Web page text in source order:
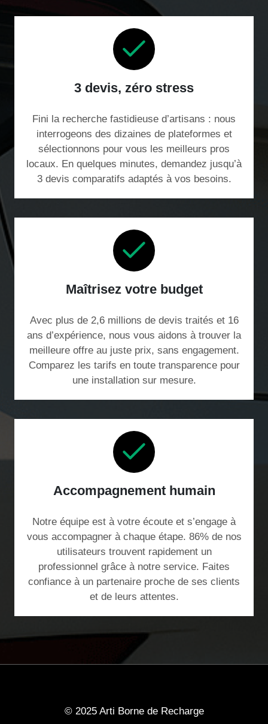
3 devis, zéro stress
Fini la recherche fastidieuse d’artisans : nous
interrogeons des dizaines de plateformes et
sélectionnons pour vous les meilleurs pros
locaux. En quelques minutes, demandez jusqu’à
3 devis comparatifs adaptés à vos besoins.
Maîtrisez votre budget
Avec plus de 2,6 millions de devis traités et 16
ans d’expérience, nous vous aidons à trouver la
meilleure offre au juste prix, sans engagement.
Comparez les tarifs en toute transparence pour
une installation sur mesure.
Accompagnement humain
Notre équipe est à votre écoute et s’engage à
vous accompagner à chaque étape. 86% de nos
utilisateurs trouvent rapidement un
professionnel grâce à notre service. Faites
confiance à un partenaire proche de ses clients
et de leurs attentes.
© 2025 Arti Borne de Recharge